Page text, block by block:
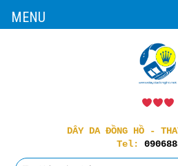
DÂY DA ĐỒNG HỒ -
Tel:
MENU